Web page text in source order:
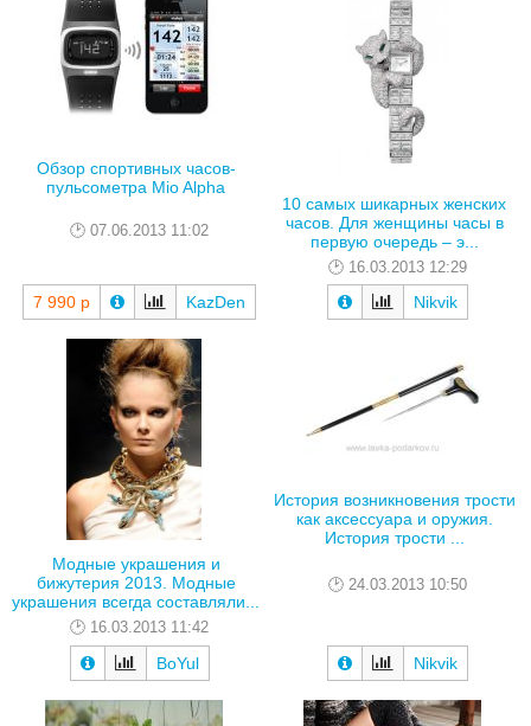
Обзор спортивных часов-
пульсометра Mio Alpha
07.06.2013 11:02
7 990 р KazDen
10 самых шикарных женских
часов. Для женщины часы в
первую очередь – э...
16.03.2013 12:29
Nikvik
Модные украшения и
бижутерия 2013. Модные
украшения всегда составляли...
16.03.2013 11:42
BoYul
История возникновения трости
как аксессуара и оружия.
История трости ...
24.03.2013 10:50
Nikvik